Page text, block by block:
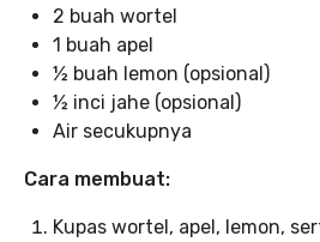
2 buah wortel
1 buah apel
½ buah lemon (opsional)
½ inci jahe (opsional)
Air secukupnya
Cara membuat:
Kupas wortel, apel, lemon,